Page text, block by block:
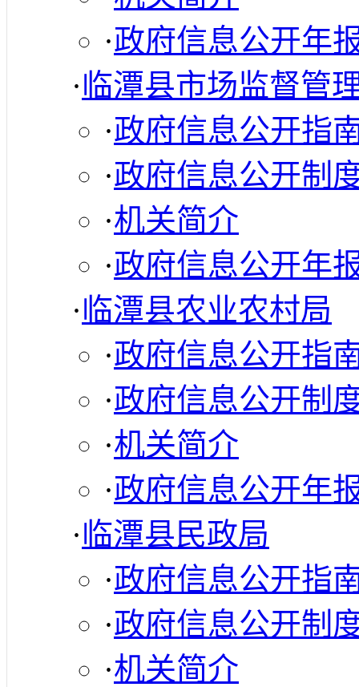
·政府信息公开年
·临潭县市场监督管
·政府信息公开指
·政府信息公开制
·机关简介
·政府信息公开年
·临潭县农业农村局
·政府信息公开指
·政府信息公开制
·机关简介
·政府信息公开年
·临潭县民政局
·政府信息公开指
·政府信息公开制
·机关简介